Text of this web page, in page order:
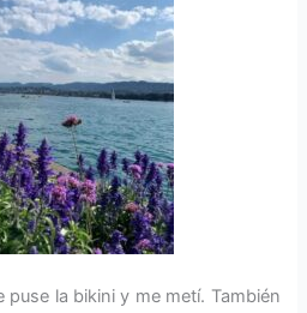
puse la bikini y me metí. También